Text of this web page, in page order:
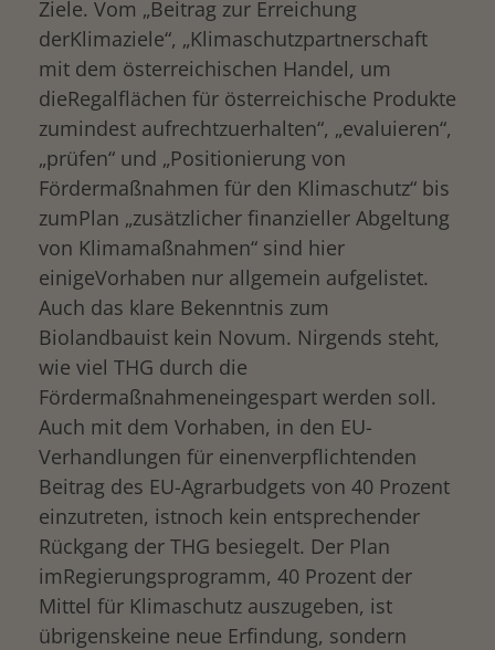
Ziele. Vom „Beitrag zur Erreichung
derKlimaziele“, „Klimaschutzpartnerschaft
mit dem österreichischen Handel, um
dieRegalflächen für österreichische Produkte
zumindest aufrechtzuerhalten“, „evaluieren“,
„prüfen“ und „Positionierung von
Fördermaßnahmen für den Klimaschutz“ bis
zumPlan „zusätzlicher finanzieller Abgeltung
von Klimamaßnahmen“ sind hier
einigeVorhaben nur allgemein aufgelistet.
Auch das klare Bekenntnis zum
Biolandbauist kein Novum. Nirgends steht,
wie viel THG durch die
Fördermaßnahmeneingespart werden soll.
Auch mit dem Vorhaben, in den EU-
Verhandlungen für einenverpflichtenden
Beitrag des EU-Agrarbudgets von 40 Prozent
einzutreten, istnoch kein entsprechender
Rückgang der THG besiegelt. Der Plan
imRegierungsprogramm, 40 Prozent der
Mittel für Klimaschutz auszugeben, ist
übrigenskeine neue Erfindung, sondern